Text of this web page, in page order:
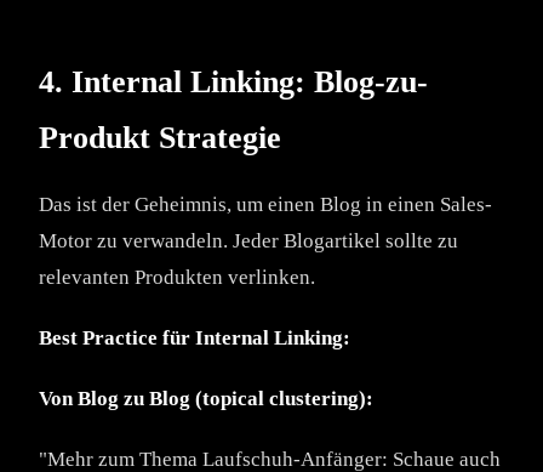
4. Internal Linking: Blog-zu-
Produkt Strategie
Das ist der Geheimnis, um einen Blog in einen Sales-
Motor zu verwandeln. Jeder Blogartikel sollte zu
relevanten Produkten verlinken.
Best Practice für Internal Linking:
Von Blog zu Blog (topical clustering):
"Mehr zum Thema Laufschuh-Anfänger: Schaue auch